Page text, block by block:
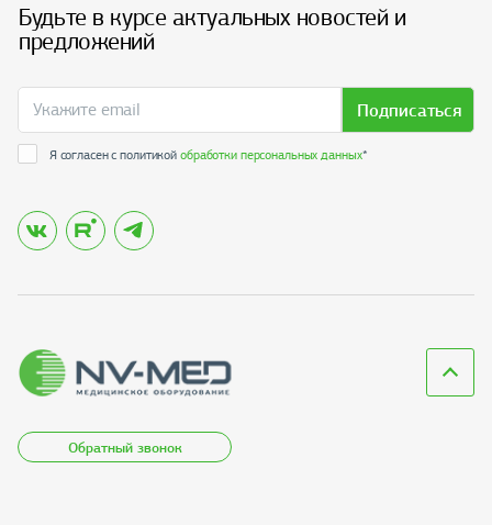
Будьте в курсе актуальных новостей и
предложений
Подписаться
Я согласен с политикойобработки персональных данных*
Обратный звонок